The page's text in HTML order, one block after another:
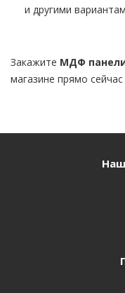
и другими
Закажите МДФ
магазине прямо